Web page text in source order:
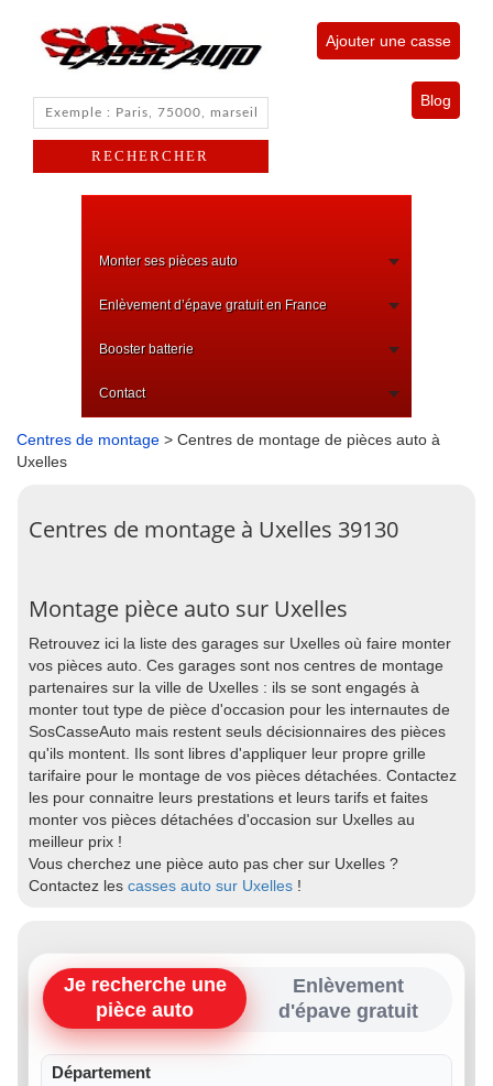
Ajouter une casse
Blog
Monter ses pièces auto
Enlèvement d’épave gratuit en France
Booster batterie
Contact
Centres de montage > Centres de montage de pièces auto à
Uxelles
Centres de montage à Uxelles 39130
Montage pièce auto sur Uxelles
Retrouvez ici la liste des garages sur Uxelles où faire monter
vos pièces auto. Ces garages sont nos centres de montage
partenaires sur la ville de Uxelles : ils se sont engagés à
monter tout type de pièce d'occasion pour les internautes de
SosCasseAuto mais restent seuls décisionnaires des pièces
qu'ils montent. Ils sont libres d'appliquer leur propre grille
tarifaire pour le montage de vos pièces détachées. Contactez
les pour connaitre leurs prestations et leurs tarifs et faites
monter vos pièces détachées d'occasion sur Uxelles au
meilleur prix !
Vous cherchez une pièce auto pas cher sur Uxelles ?
Contactez les casses auto sur Uxelles !
Je recherche une
pièce auto
Enlèvement
d'épave gratuit
Département